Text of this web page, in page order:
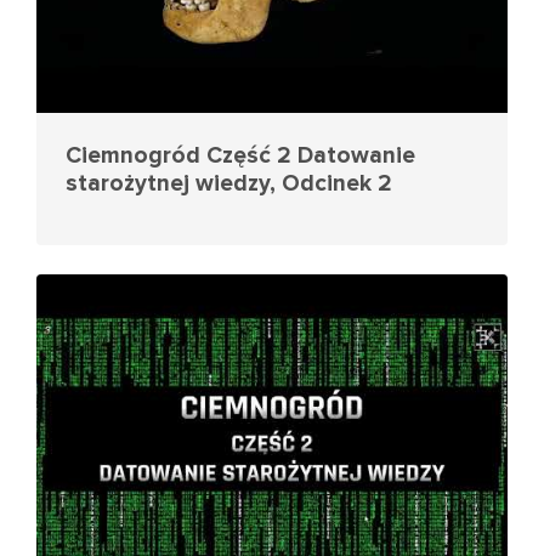
Ciemnogród Część 2 Datowanie
starożytnej wiedzy, Odcinek 2